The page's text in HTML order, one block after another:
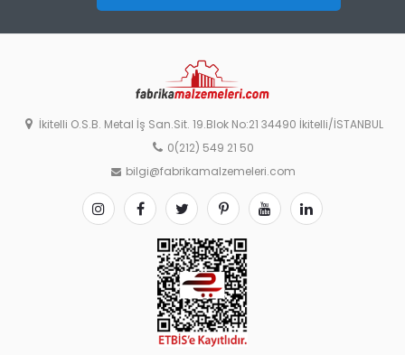
İkitelli O.S.B. Metal İş San.Sit. 19.Blok No:21 34490 İkitelli/İSTANBUL
0(212) 549 21 50
bilgi@fabrikamalzemeleri.com